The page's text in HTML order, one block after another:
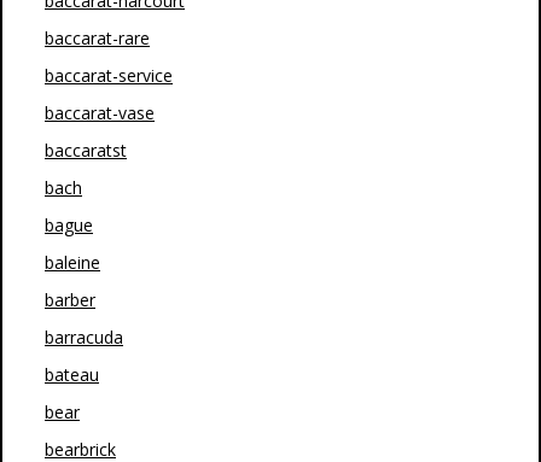
baccarat-rare
baccarat-service
baccarat-vase
baccaratst
bach
bague
baleine
barber
barracuda
bateau
bear
bearbrick